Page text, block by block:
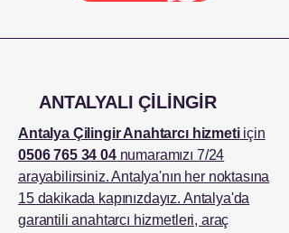
ANTALYALI ÇİLİNGİR
Antalya Çilingir Anahtarcı hizmetiiçin
0506 765 34 04numaramızı 7/24
arayabilirsiniz. Antalya'nın her noktasına
15 dakikada kapınızdayız. Antalya'da
garantili anahtarcı hizmetleri, araç